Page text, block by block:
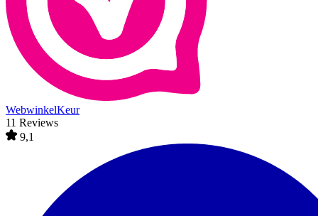
WebwinkelKeur
11 Reviews
9,1